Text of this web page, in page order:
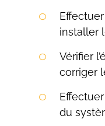
installer
Vérifier
corriger
du